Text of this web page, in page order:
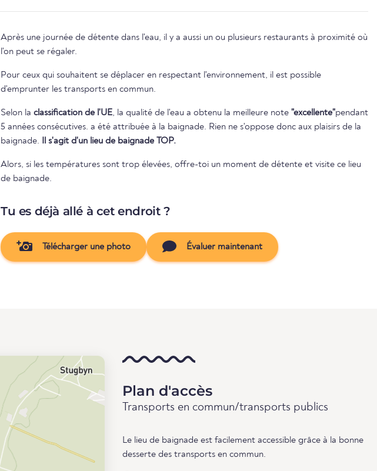
Après une journée de détente dans l'eau, il y a aussi un ou plusieurs restaurants à proximité où
l'on peut se régaler.
Pour ceux qui souhaitent se déplacer en respectant l'environnement, il est possible
d'emprunter les transports en commun.
Selon la classification de l'UE, la qualité de l'eau a obtenu la meilleure note "excellente"pendant
5 années consécutives. a été attribuée à la baignade. Rien ne s'oppose donc aux plaisirs de la
baignade.
Il s'agit d'un lieu de baignade TOP.
Alors, si les températures sont trop élevées, offre-toi un moment de détente et visite ce lieu
de baignade.
Tu es déjà allé à cet endroit ?
Télécharger une photo Évaluer maintenant
Plan d'accès
Transports en commun/transports publics
Le lieu de baignade est facilement accessible grâce à la bonne
desserte des transports en commun.